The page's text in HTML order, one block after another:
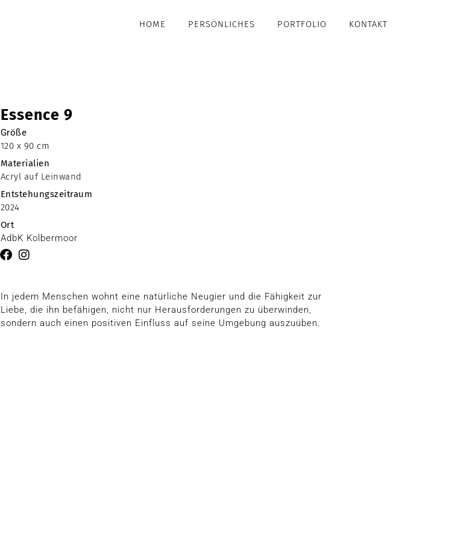
HOME PERSÖNLICHES PORTFOLIO KONTAKT
Essence 9
Größe
120 x 90 cm
Materialien
Acryl auf Leinwand
Entstehungszeitraum
2024
Ort
AdbK Kolbermoor
In jedem Menschen wohnt eine natürliche Neugier und die Fähigkeit zur
Liebe, die ihn befähigen, nicht nur Herausforderungen zu überwinden,
sondern auch einen positiven Einfluss auf seine Umgebung auszuüben.